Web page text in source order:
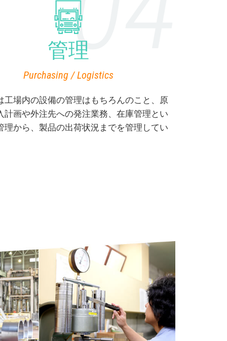
管理
Purchasing / Logistics
工場内の設備の管理はもちろんのこと、原
計画や外注先への発注業務、在庫管理とい
理から、製品の出荷状況までを管理してい